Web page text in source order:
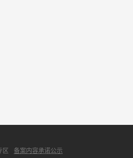
区 备案内容承诺公示